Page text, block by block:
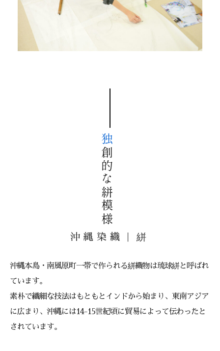
独
創
的
な
絣
模
様
沖縄染織｜絣
沖縄本島・南風原町一帯で作られる絣織物は琉球絣と呼ばれ
ています。
素朴で繊細な技法はもともとインドから始まり、東南アジア
に広まり、沖縄には14-15世紀頃に貿易によって伝わったと
されています。